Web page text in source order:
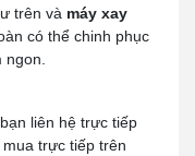
trên và máy xay
có thể chinh phục
ngon.
liên hệ trực tiếp
trực tiếp trên